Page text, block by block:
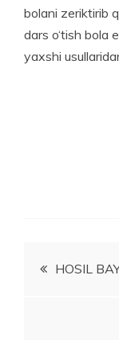
bolani zeriktirib
dars o‘tish bola
yaxshi
PostHOSIL